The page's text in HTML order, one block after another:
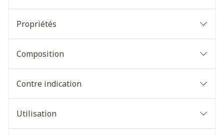
Propriétés
Composition
Contre indication
Utilisation